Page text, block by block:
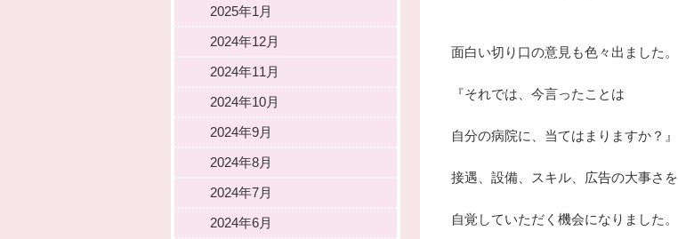
面白い切り口の意見も色々出ました。
『それでは、今言ったことは
自分の病院に、当てはまりますか？』
接遇、設備、スキル、広告の大事さを
自覚していただく機会になりました。
2025年1月
2024年12月
2024年11月
2024年10月
2024年9月
2024年8月
2024年7月
2024年6月